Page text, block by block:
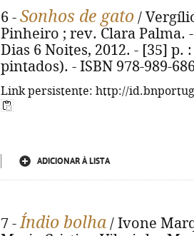
6 - Sonhos de gato /
Pinheiro ; rev. Clara Palma.
Dias 6 Noites, 2012. - [35] p.
pintados). - ISBN 978-989-
Link persistente: http://
ADICIONAR À LISTA
7 -Índio bolha / Ivone